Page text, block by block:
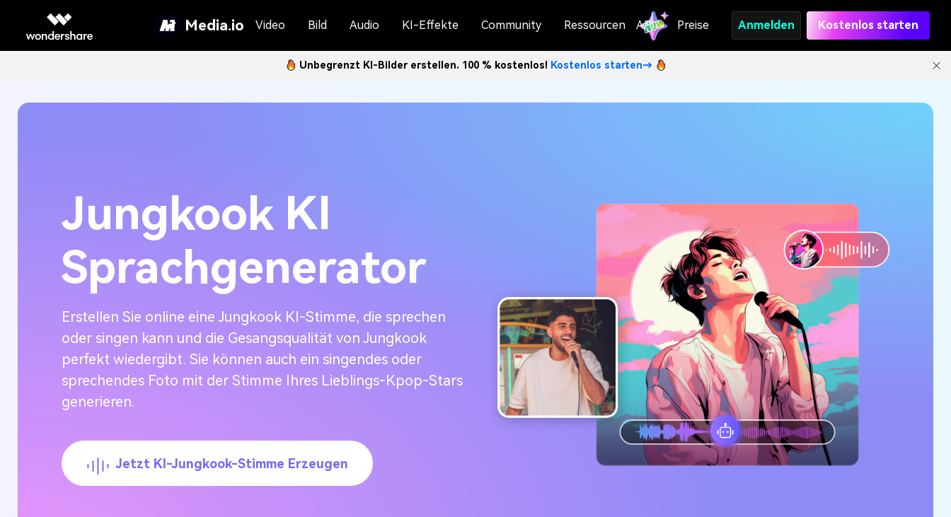
Media.io Video Bild Audio KI-Effekte Community Ressourcen API Preise Anmelden Kostenlos starten
Unbegrenzt KI-Bilder erstellen. 100 % kostenlos! Kostenlos starten→
Jungkook KI
Sprachgenerator
Erstellen Sie online eine Jungkook KI-Stimme, die sprechen
oder singen kann und die Gesangsqualität von Jungkook
perfekt wiedergibt. Sie können auch ein singendes oder
sprechendes Foto mit der Stimme Ihres Lieblings-Kpop-Stars
generieren.
Jetzt KI-Jungkook-Stimme Erzeugen